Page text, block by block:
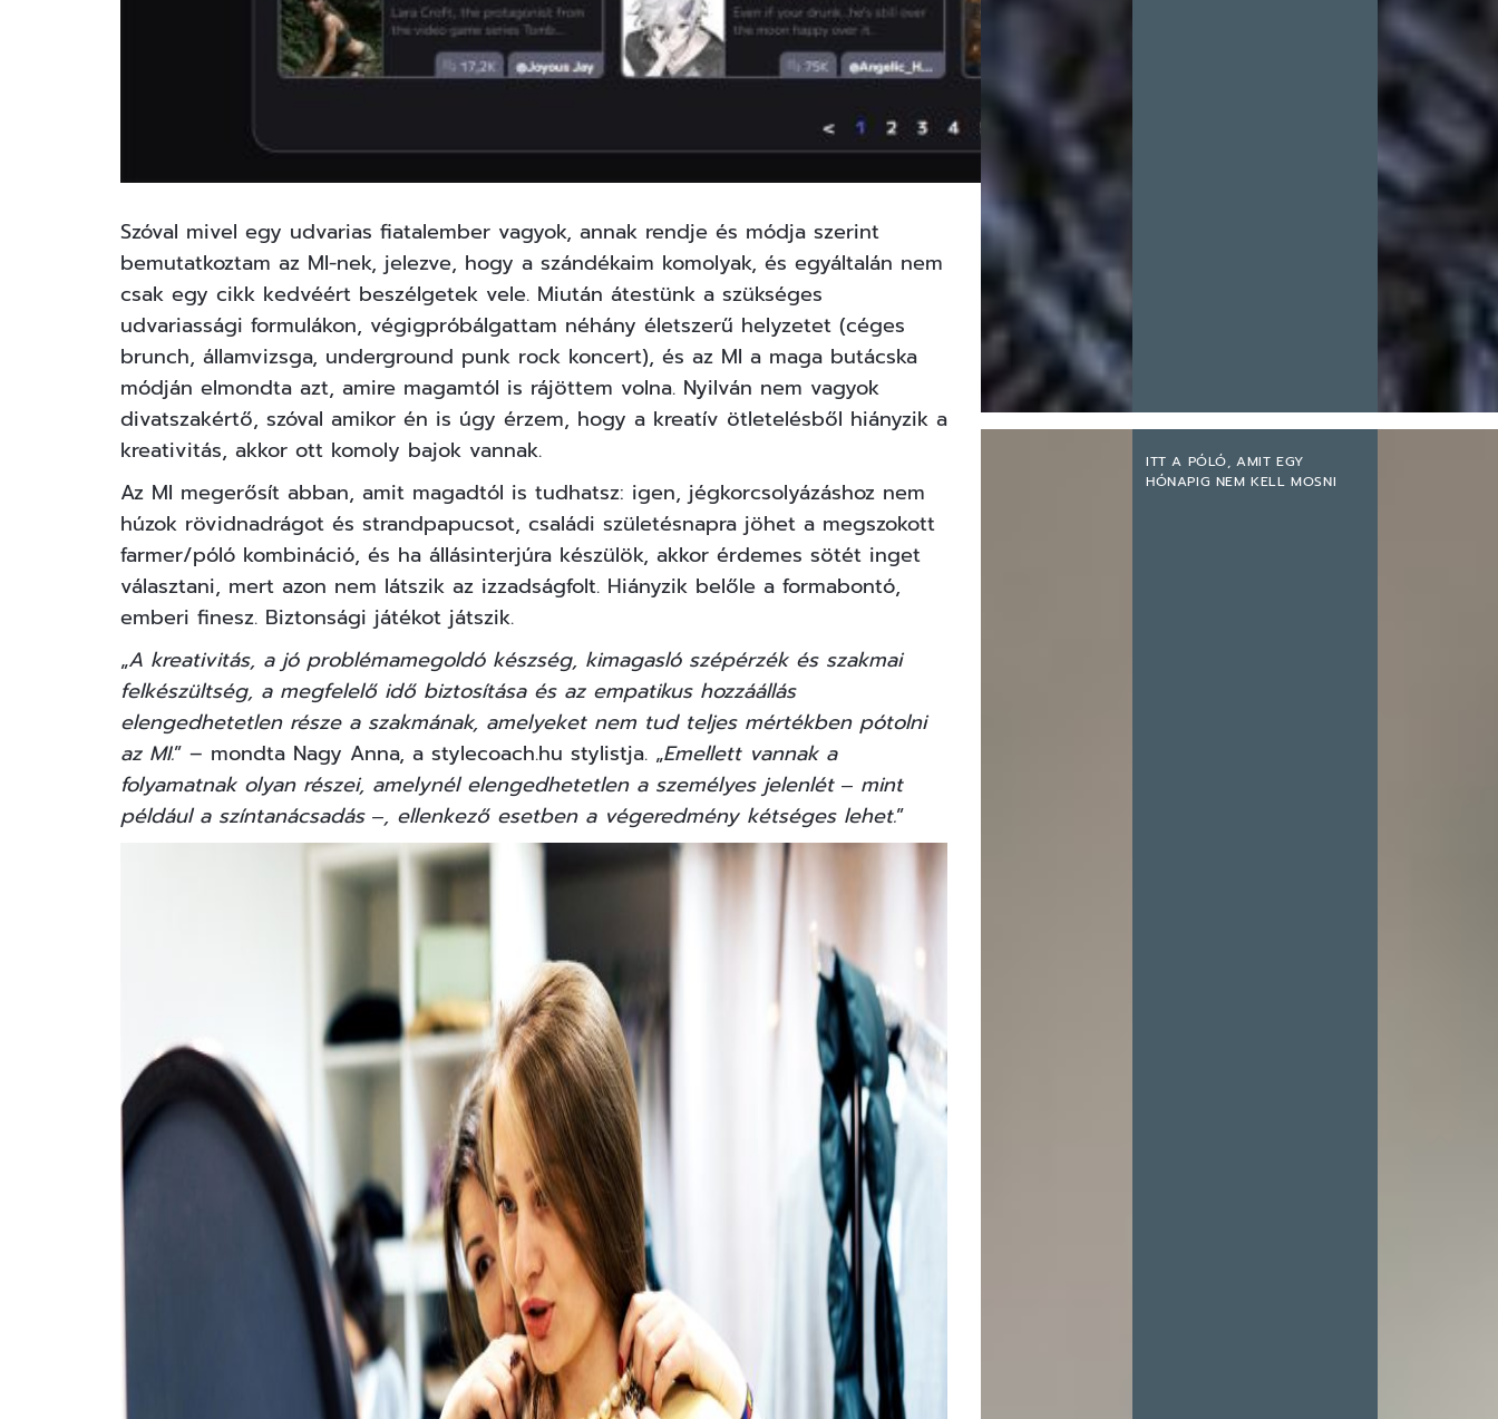
Szóval mivel egy udvarias fiatalember vagyok, annak rendje és módja szerint
bemutatkoztam az MI-nek, jelezve, hogy a szándékaim komolyak, és egyáltalán nem
csak egy cikk kedvéért beszélgetek vele. Miután átestünk a szükséges
udvariassági formulákon, végigpróbálgattam néhány életszerű helyzetet (céges
brunch, államvizsga, underground punk rock koncert), és az MI a maga butácska
módján elmondta azt, amire magamtól is rájöttem volna. Nyilván nem vagyok
divatszakértő, szóval amikor én is úgy érzem, hogy a kreatív ötletelésből hiányzik a
kreativitás, akkor ott komoly bajok vannak.
Az MI megerősít abban, amit magadtól is tudhatsz: igen, jégkorcsolyázáshoz nem
húzok rövidnadrágot és strandpapucsot, családi születésnapra jöhet a megszokott
farmer/póló kombináció, és ha állásinterjúra készülök, akkor érdemes sötét inget
választani, mert azon nem látszik az izzadságfolt. Hiányzik belőle a formabontó,
emberi finesz. Biztonsági játékot játszik.
„A kreativitás, a jó problémamegoldó készség, kimagasló szépérzék és szakmai
felkészültség, a megfelelő idő biztosítása és az empatikus hozzáállás
elengedhetetlen része a szakmának, amelyeket nem tud teljes mértékben pótolni
az MI.” – mondta Nagy Anna, a stylecoach.hu stylistja. „Emellett vannak a
folyamatnak olyan részei, amelynél elengedhetetlen a személyes jelenlét ‒ mint
például a színtanácsadás ‒, ellenkező esetben a végeredmény kétséges lehet.”
ITT A PÓLÓ, AMIT EGY
HÓNAPIG NEM KELL MOSNI